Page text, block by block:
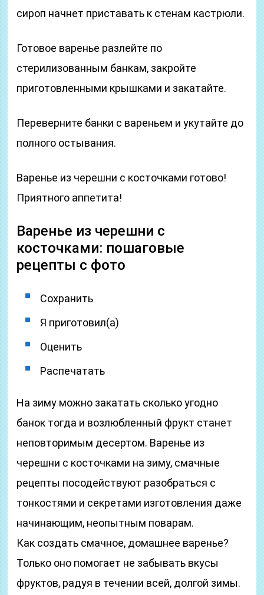
сироп начнет приставать к стенам кастрюли.
Готовое варенье разлейте по
стерилизованным банкам, закройте
приготовленными крышками и закатайте.
Переверните банки с вареньем и укутайте до
полного остывания.
Варенье из черешни с косточками готово!
Приятного аппетита!
Варенье из черешни с
косточками: пошаговые
рецепты с фото
Сохранить
Я приготовил(а)
Оценить
Распечатать
На зиму можно закатать сколько угодно
банок тогда и возлюбленный фрукт станет
неповторимым десертом. Варенье из
черешни с косточками на зиму, смачные
рецепты посодействуют разобраться с
тонкостями и секретами изготовления даже
начинающим, неопытным поварам.
Как создать смачное, домашнее варенье?
Только оно помогает не забывать вкусы
фруктов, радуя в течении всей, долгой зимы.